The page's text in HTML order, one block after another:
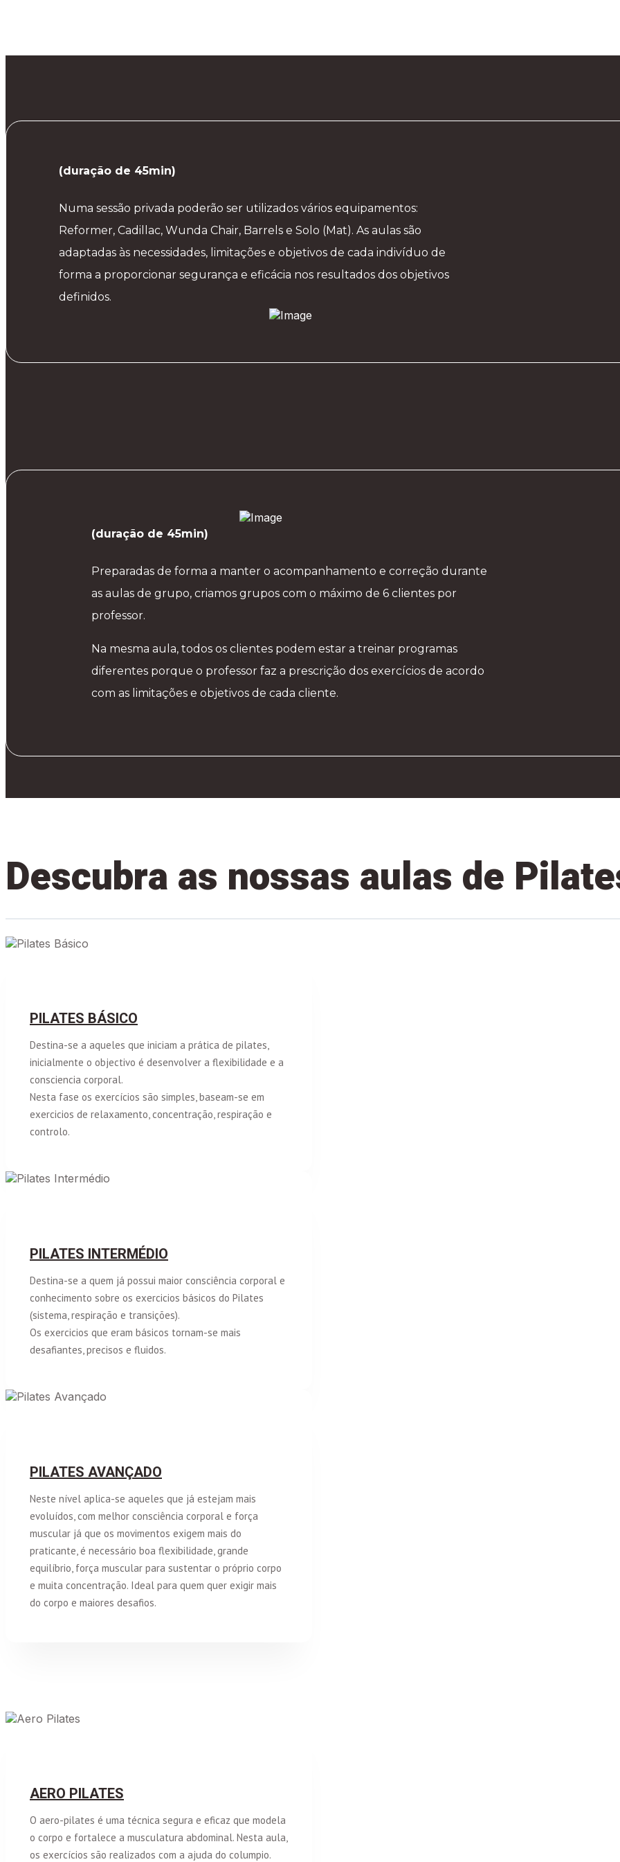
(duração de 45min)
Numa sessão privada poderão ser utilizados vários equipamentos:
Reformer, Cadillac, Wunda Chair, Barrels e Solo (Mat). As aulas são
adaptadas às necessidades, limitações e objetivos de cada indivíduo de
forma a proporcionar segurança e eficácia nos resultados dos objetivos
definidos.
(duração de 45min)
Preparadas de forma a manter o acompanhamento e correção durante
as aulas de grupo, criamos grupos com o máximo de 6 clientes por
professor.
Na mesma aula, todos os clientes podem estar a treinar programas
diferentes porque o professor faz a prescrição dos exercícios de acordo
com as limitações e objetivos de cada cliente.
Descubra as nossas aulas de
PILATES BÁSICO
Destina-se a aqueles que iniciam a prática de pilates,
inicialmente o objectivo é desenvolver a flexibilidade e a
consciencia corporal.
Nesta fase os exercícios são simples, baseam-se em
exercicios de relaxamento, concentração, respiração e
controlo.
PILATES INTERMÉDIO
Destina-se a quem já possui maior consciência corporal e
conhecimento sobre os exercicios básicos do Pilates
(sistema, respiração e transições).
Os exercicios que eram básicos tornam-se mais
desafiantes, precisos e fluidos.
PILATES AVANÇADO
Neste nível aplica-se aqueles que já estejam mais
evoluídos, com melhor consciência corporal e força
muscular já que os movimentos exigem mais do
praticante, é necessário boa flexibilidade, grande
equilíbrio, força muscular para sustentar o próprio corpo
e muita concentração. Ideal para quem quer exigir mais
do corpo e maiores desafios.
AERO PILATES
O aero-pilates é uma técnica segura e eficaz que modela
o corpo e fortalece a musculatura abdominal. Nesta aula,
os exercícios são realizados com a ajuda do columpio.